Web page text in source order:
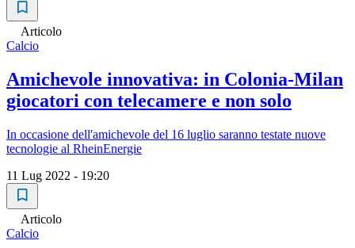
Articolo
Calcio
Amichevole innovativa: in Colonia-Milan
giocatori con telecamere e non solo
In occasione dell'amichevole del 16 luglio saranno testate nuove
tecnologie al RheinEnergie
11 Lug 2022 - 19:20
Articolo
Calcio